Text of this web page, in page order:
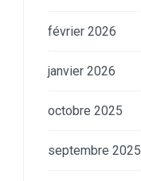
février 2026
janvier 2026
octobre 2025
septembre 2025